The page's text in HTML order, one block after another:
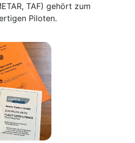
TAF) gehört zum
Piloten.